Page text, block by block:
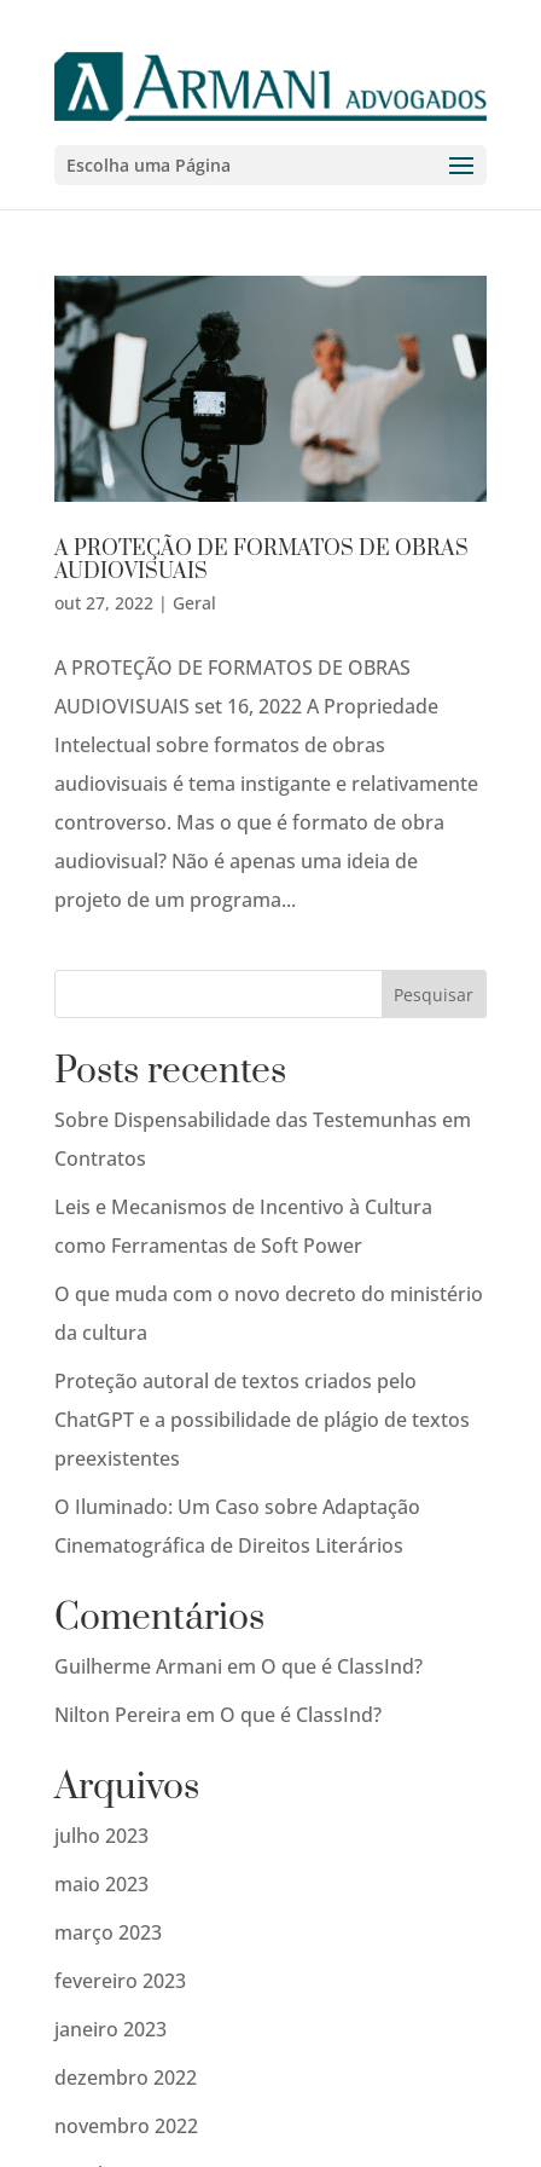
Escolha uma Página
A PROTEÇÃO DE FORMATOS DE OBRAS
AUDIOVISUAIS
out 27, 2022| Geral
A PROTEÇÃO DE FORMATOS DE OBRAS
AUDIOVISUAIS set 16, 2022 A Propriedade
Intelectual sobre formatos de obras
audiovisuais é tema instigante e relativamente
controverso. Mas o que é formato de obra
audiovisual? Não é apenas uma ideia de
projeto de um programa...
Posts recentes
Sobre Dispensabilidade das Testemunhas em
Contratos
Leis e Mecanismos de Incentivo à Cultura
como Ferramentas de Soft Power
O que muda com o novo decreto do ministério
da cultura
Proteção autoral de textos criados pelo
ChatGPT e a possibilidade de plágio de textos
preexistentes
O Iluminado: Um Caso sobre Adaptação
Cinematográfica de Direitos Literários
Comentários
Guilherme Armani em O que é ClassInd?
Nilton Pereira em O que é ClassInd?
Arquivos
julho 2023
maio 2023
março 2023
fevereiro 2023
janeiro 2023
dezembro 2022
novembro 2022